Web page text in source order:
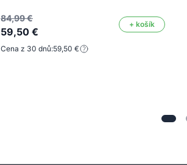
84,99 €
59,50 €
+ košík
Cena z 30 dnů:59,50 €